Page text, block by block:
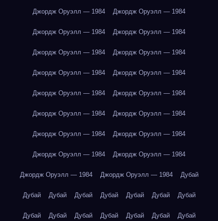
Джордж Оруэлл — 1984 Джордж Оруэлл — 1984
Джордж Оруэлл — 1984 Джордж Оруэлл — 1984
Джордж Оруэлл — 1984 Джордж Оруэлл — 1984
Джордж Оруэлл — 1984 Джордж Оруэлл — 1984
Джордж Оруэлл — 1984 Джордж Оруэлл — 1984
Джордж Оруэлл — 1984 Джордж Оруэлл — 1984
Джордж Оруэлл — 1984 Джордж Оруэлл — 1984
Джордж Оруэлл — 1984 Джордж Оруэлл — 1984
Джордж Оруэлл — 1984 Джордж Оруэлл — 1984 Дубай
Дубай Дубай Дубай Дубай Дубай Дубай Дубай
Дубай Дубай Дубай Дубай Дубай Дубай Дубай